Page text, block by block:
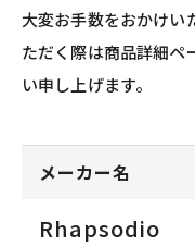
大変お手数をおかけい
ただく際は商品詳細ペ
い申し上げます。
メーカー名
Rhapsodio